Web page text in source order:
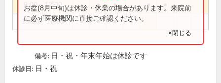
9:00～12:00 ● ● ●
15:30～18:30 ● ● ● ●
お盆(8月中旬)は休診・休業の場合があります。来院前
に必ず医療機関に直接ご確認ください。
×閉じる
備考: 日・祝・年末年始は休診です
休診日: 日・祝